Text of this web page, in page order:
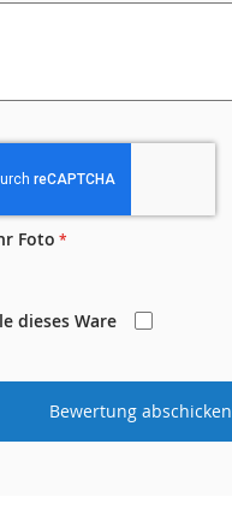
Foto
dieses Ware
Bewertung abschicken